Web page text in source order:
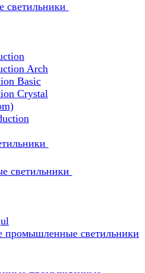
светильники
Arch
Basic
Crystal
светильники
промышленные светильники